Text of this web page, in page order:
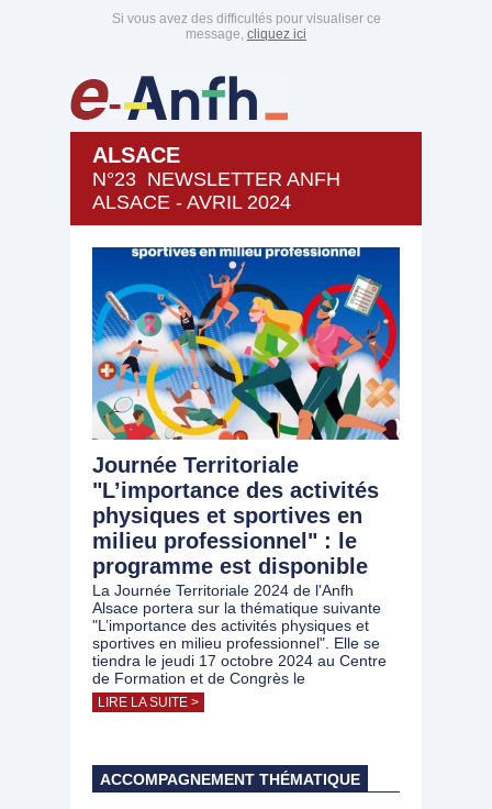
Si vous avez des difficultés pour visualiser ce
message, cliquez ici
ALSACE
N°23 NEWSLETTER ANFH
ALSACE - AVRIL 2024
Journée Territoriale
"L’importance des activités
physiques et sportives en
milieu professionnel" : le
programme est disponible
La Journée Territoriale 2024 de l'Anfh
Alsace portera sur la thématique suivante
"L’importance des activités physiques et
sportives en milieu professionnel". Elle se
tiendra le jeudi 17 octobre 2024 au Centre
de Formation et de Congrès le
LIRE LA SUITE >
ACCOMPAGNEMENT THÉMATIQUE